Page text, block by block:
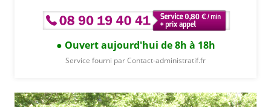
Ouvert aujourd'hui de 8h à 18h
Service fourni par Contact-administratif.fr